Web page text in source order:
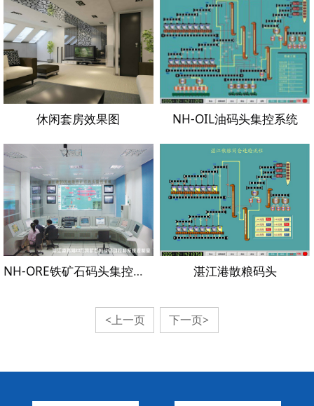
休闲套房效果图 NH-OIL油码头集控系统
NH-ORE铁矿石码头集控系统 湛江港散粮码头
<上一页 下一页>